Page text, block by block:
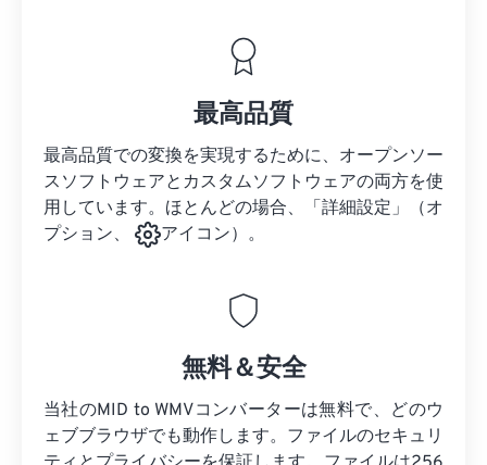
最高品質
最高品質での変換を実現するために、オープンソー
スソフトウェアとカスタムソフトウェアの両方を使
用しています。ほとんどの場合、「詳細設定」（オ
プション、
アイコン）。
無料＆安全
当社のMID to WMVコンバーターは無料で、どのウ
ェブブラウザでも動作します。ファイルのセキュリ